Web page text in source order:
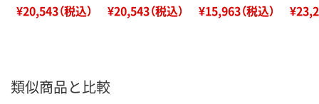
¥20,543（税込） ¥20,543（税込） ¥15,963（税込）
類似商品と比較